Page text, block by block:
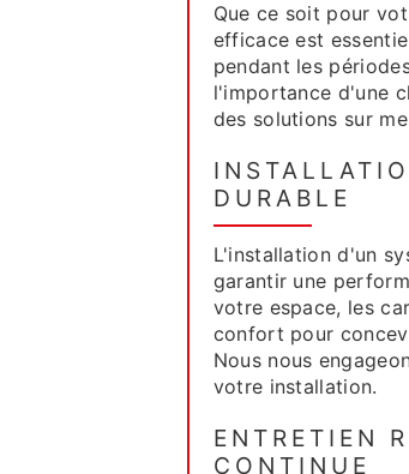
Que ce soit pour
efficace est
pendant les
l'importance d'une
des solutions sur
DURABLE
L'installation d'un
garantir une
votre espace, les
confort pour
Nous nous
votre installation.
ENTRETIEN
CONTINUE